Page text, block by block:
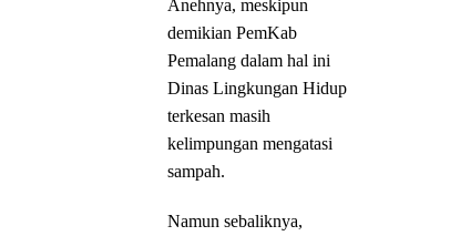
Anehnya, meskipun
demikian PemKab
Pemalang dalam hal ini
Dinas Lingkungan Hidup
terkesan masih
kelimpungan mengatasi
sampah.
Namun sebaliknya,